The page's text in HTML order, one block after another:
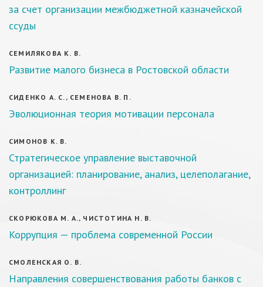
за счет организации межбюджетной казначейской
ссуды
СЕМИЛЯКОВА К. В.
Развитие малого бизнеса в Ростовской области
СИДЕНКО А. С., СЕМЕНОВА В. П.
Эволюционная теория мотивации персонала
СИМОНОВ К. В.
Стратегическое управление выставочной
организацией: планирование, анализ, целеполагание,
контроллинг
СКОРЮКОВА М. А., ЧИСТОТИНА Н. В.
Коррупция — проблема современной России
СМОЛЕНСКАЯ О. В.
Направления совершенствования работы банков с